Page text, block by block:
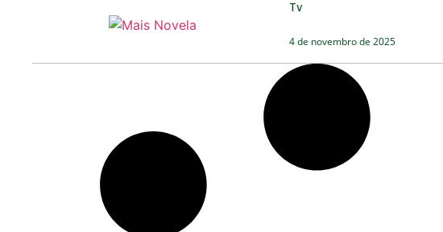
Tv
4 de novembro de 2025